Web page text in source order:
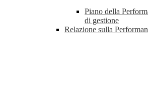
Piano della
di gestione
Relazione sulla